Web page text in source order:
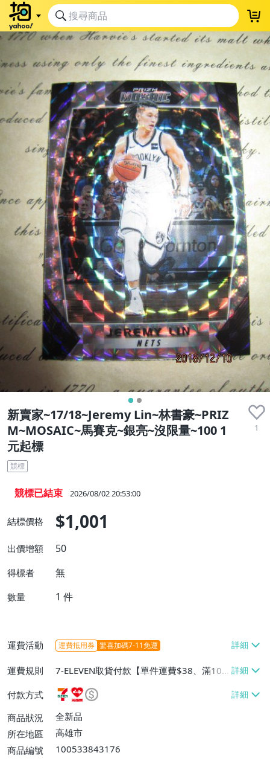
新賣家~17/18~Jeremy Lin~林書豪~PRIZ
M~MOSAIC~馬賽克~銀亮~沒限量~100 1
元起標
1
競標
競標已結束 2026/08/02 20:53:00
結標價格 $1,001
出價增額 50
得標者 無
數量 1 件
運費活動 運費抵用券 驚喜加碼7-11免運
運費規則
7-ELEVEN取貨付款【單件運費$38、滿100
件或消費滿$1000000免運費】、7-ELEVEN
取貨不付款【單件運費$38】、萊爾富取貨
付款【單件運費$60、滿50件或消費滿$30
0000免運費】、郵局掛號【單件運費$50、
付款方式
商品狀況
全新品
所在地區
高雄市
商品編號
100533843176